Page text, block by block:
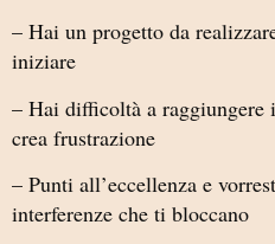
– Hai un progetto da
iniziare
– Hai difficoltà a
crea frustrazione
– Punti all’eccellenza e
interferenze che ti bloccano